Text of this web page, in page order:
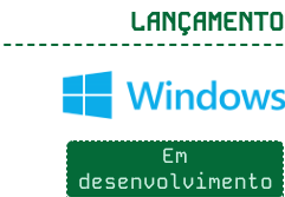
LANÇAMENTO
Em
desenvolvimento